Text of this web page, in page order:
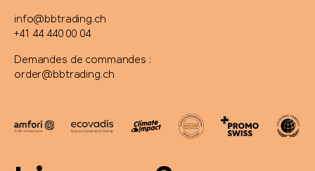
info@bbtrading.ch
+41 44 440 00 04
Demandes de commandes :
order@bbtrading.ch
Thule
Tic Tac